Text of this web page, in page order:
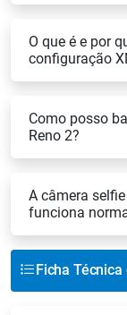
O que é e por
configuração
Como posso
Reno 2?
A câmera
funciona
Ficha Técnica